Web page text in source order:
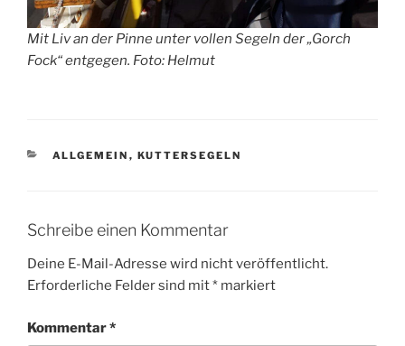
Mit Liv an der Pinne unter vollen Segeln der „Gorch
Fock“ entgegen. Foto: Helmut
KATEGORIEN
ALLGEMEIN , KUTTERSEGELN
Schreibe einen Kommentar
Deine E-Mail-Adresse wird nicht veröffentlicht.
Erforderliche Felder sind mit* markiert
Kommentar*